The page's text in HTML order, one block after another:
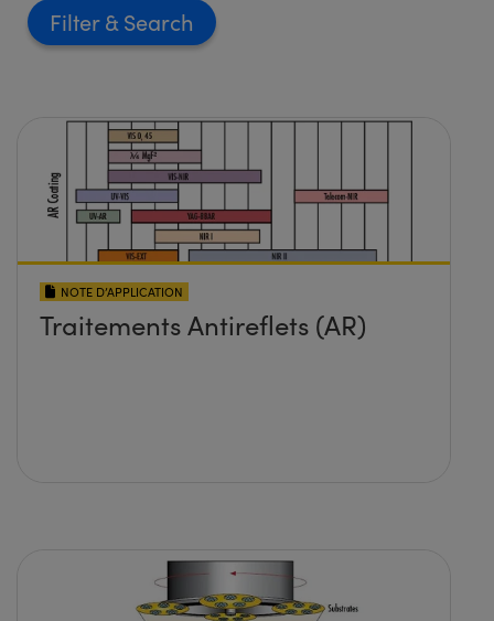
Filter
NOTE D’APPLICATION
Traitements Antireflets (AR)